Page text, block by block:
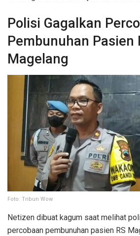
Polisi Gagalkan
Pembunuhan Pasien
Magelang
Foto: Tribun Wow
Netizen dibuat kagum saat melihat
percobaan pembunuhan pasien RS